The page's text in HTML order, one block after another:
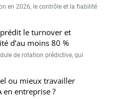
en 2026, le contrôle et la fiabilité
le turnover et
d’au moins 80 %
de rotation prédictive, qui
ou mieux travailler
en entreprise ?